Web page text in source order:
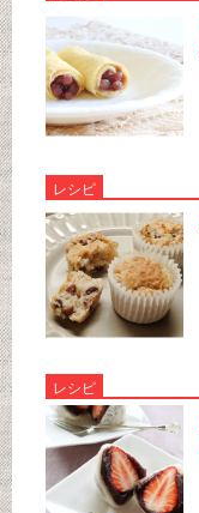
レシピ
レシピ